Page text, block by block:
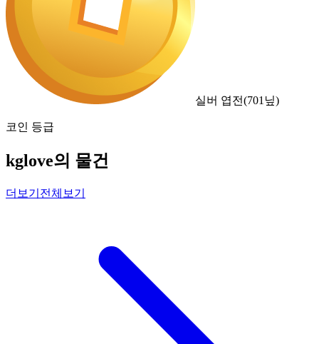
실버 엽전(701 닢)
코인 등급
kglove의 물건
더보기 전체보기